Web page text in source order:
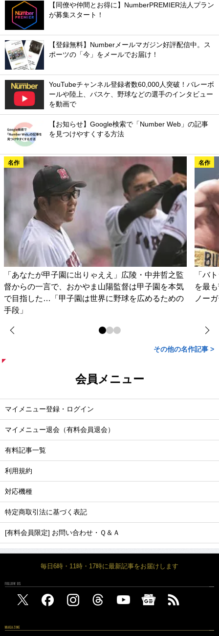
【同僚や仲間とお得に】NumberPREMIER法人プラン
が募集スタート！
【登録無料】Numberメールマガジン好評配信中。ス
ポーツの「今」をメールでお届け！
YouTubeチャンネル登録者数60,000人突破！バレーボ
ールや陸上、バスケ、野球などの選手のインタビュー
を動画で
【お知らせ】Google検索で「Number Web」の記事
を見つけやすくする方法
名作
「あなたが甲子園に出りゃええ」広陵・中井哲之監
督からの一言で、おかやま山陽監督は甲子園を本気
で目指した…「甲子園は世界に野球を広めるための
手段」
名作
「バ
を最
ノー
その他の名作記事 >
会員メニュー
マイメニュー登録・ログイン
マイメニュー退会（有料会員退会）
有料記事一覧
利用規約
対応機種
特定商取引法に基づく表記
[有料会員限定] お問い合わせ・Ｑ＆Ａ
毎日6時・11時・17時に最新記事をお届けします
FOLLOW US
MAGAZINE